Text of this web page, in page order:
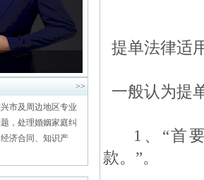
>>
市及周边地区专业
，处理婚姻家庭纠
济合同、知识产
提单法律适
一般认为提
1、“首要
款。”。